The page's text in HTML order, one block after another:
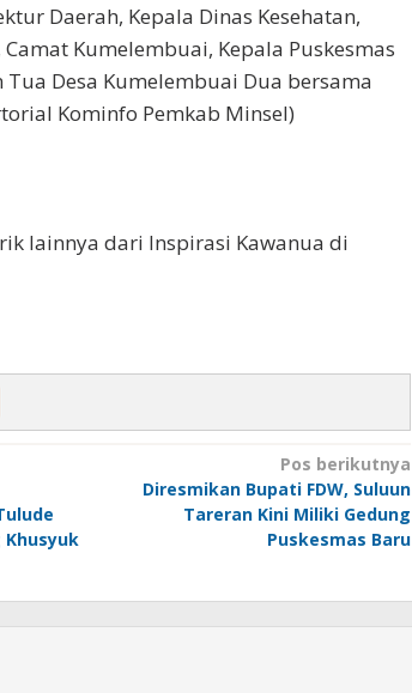
Daerah, Kepala Dinas Kesehatan,
Kumelembuai, Kepala Puskesmas
Desa Kumelembuai Dua bersama
Kominfo Pemkab Minsel)
lainnya dari Inspirasi Kawanua di
Khusyuk
Pos berikutnya
Diresmikan Bupati FDW, Suluun
Tareran Kini Miliki Gedung
Puskesmas Baru